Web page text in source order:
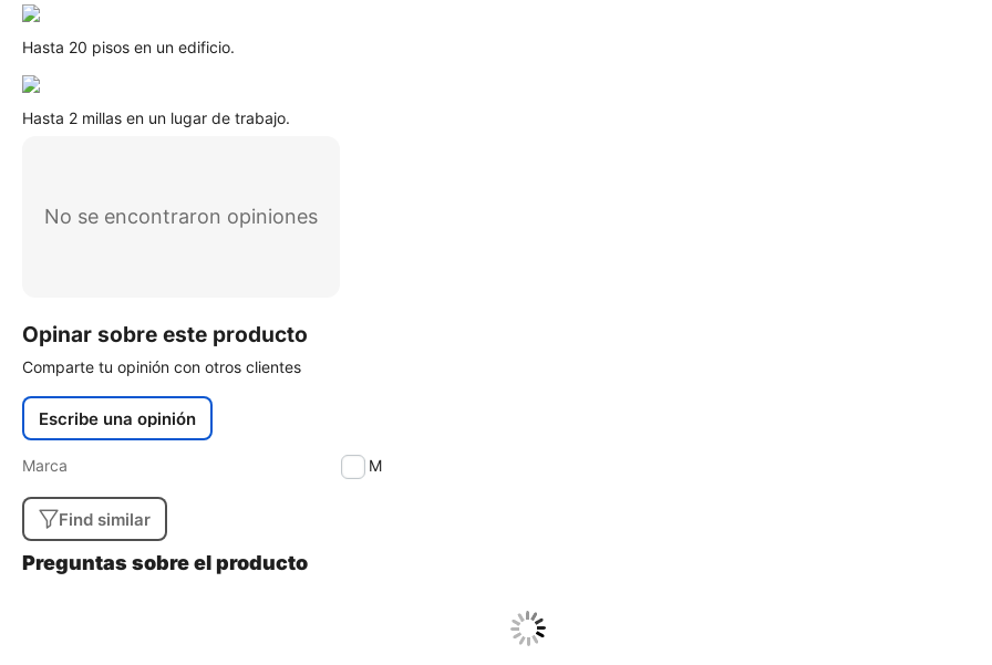
Hasta 20 pisos en un edificio.
Hasta 2 millas en un lugar de trabajo.
No se encontraron opiniones
Opinar sobre este producto
Comparte tu opinión con otros clientes
Escribe una opinión
Marca ICOM
Find similar
Preguntas sobre el producto